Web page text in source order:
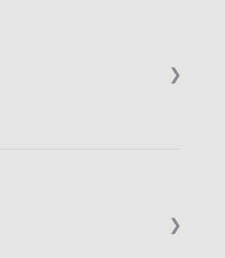
❯
❯